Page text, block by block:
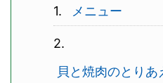
メニュー
貝と焼肉のとり